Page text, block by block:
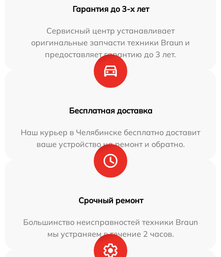
Гарантия до 3-х лет
Сервисный центр устанавливает
оригинальные запчасти техники Braun и
предоставляет гарантию до 3 лет.
Бесплатная доставка
Наш курьер в Челябинске бесплатно доставит
ваше устройство на ремонт и обратно.
Срочный ремонт
Большинство неисправностей техники Braun
мы устраняем в течение 2 часов.